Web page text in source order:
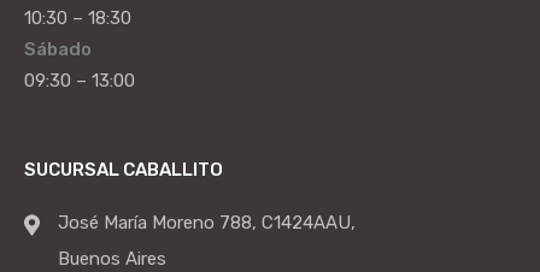
10:30 – 18:30
Sábado
09:30 – 13:00
SUCURSAL CABALLITO
José María Moreno 788, C1424AAU,
Buenos Aires